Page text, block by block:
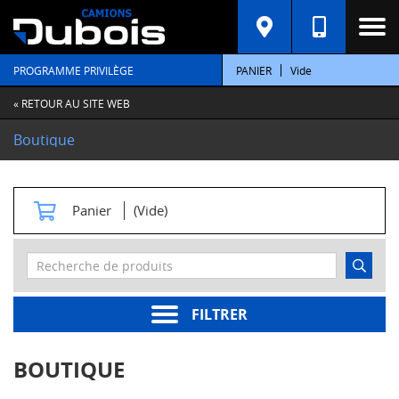
PROGRAMME PRIVILÈGE PANIER Vide
« RETOUR AU SITE WEB
Boutique
Panier (Vide)
FILTRER
C
A
T
É
G
O
R
E
S
t
e
r
moteur
BOUTIQUE